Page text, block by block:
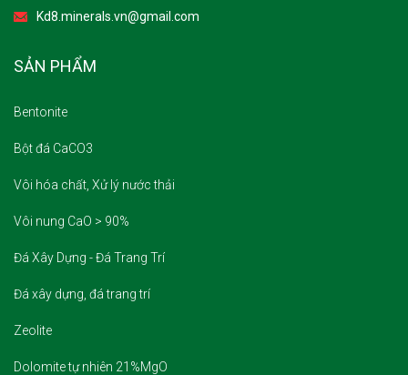
Kd8.minerals.vn@gmail.com
SẢN PHẨM
Bentonite
Bột đá CaCO3
Vôi hóa chất, Xử lý nước thải
Vôi nung CaO > 90%
Đá Xây Dựng - Đá Trang Trí
Đá xây dựng, đá trang trí
Zeolite
Dolomite tự nhiên 21%MgO